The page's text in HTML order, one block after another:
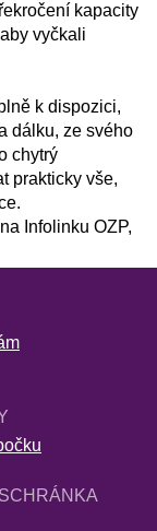
kapacity
vyčkali
k dispozici,
dálku, ze svého
chytrý
prakticky vše,
Infolinku OZP,